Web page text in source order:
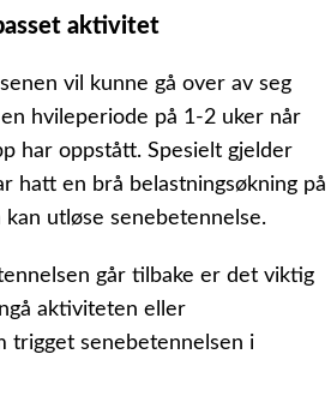
aktivitet
vil kunne gå over av seg
hvileperiode på 1-2 uker når
har oppstått. Spesielt gjelder
hatt en brå belastningsøkning på
utløse senebetennelse.
går tilbake er det viktig
aktiviteten eller
trigget senebetennelsen i